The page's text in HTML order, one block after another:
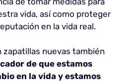
vida, así como proteger
en la vida real.
zapatillas nuevas también
de que estamos
en la vida y estamos